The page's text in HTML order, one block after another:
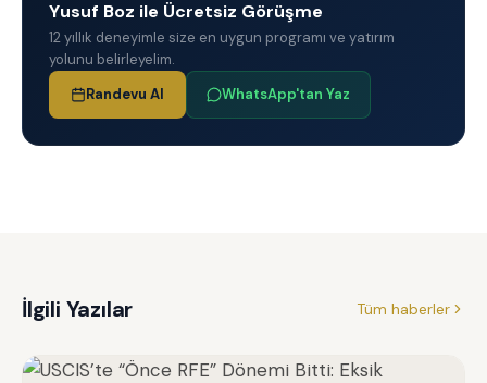
Yusuf Boz ile Ücretsiz Görüşme
12 yıllık deneyimle size en uygun programı ve yatırım
yolunu belirleyelim.
Randevu Al
WhatsApp'tan Yaz
İlgili Yazılar Tüm haberler